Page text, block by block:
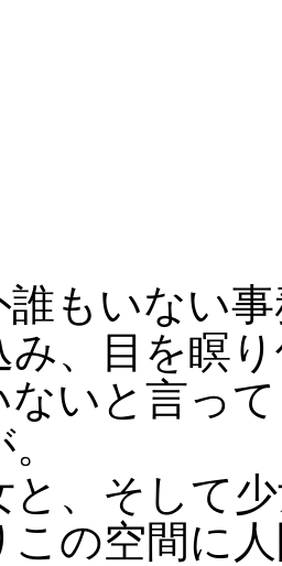
もいない
み、目を瞑
ないと言っ
と、そして
この空間に